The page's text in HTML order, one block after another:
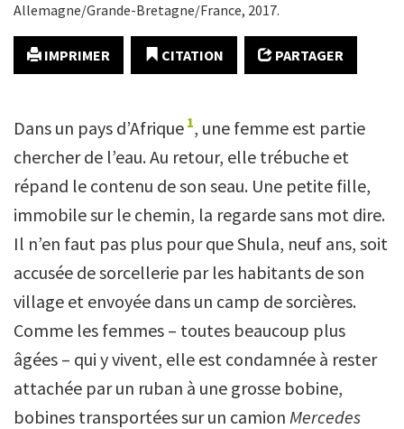
Allemagne/Grande-Bretagne/France, 2017.
IMPRIMER CITATION PARTAGER
Dans un pays d’Afrique 1, une femme est partie
chercher de l’eau. Au retour, elle trébuche et
répand le contenu de son seau. Une petite fille,
immobile sur le chemin, la regarde sans mot dire.
Il n’en faut pas plus pour que Shula, neuf ans, soit
accusée de sorcellerie par les habitants de son
village et envoyée dans un camp de sorcières.
Comme les femmes – toutes beaucoup plus
âgées – qui y vivent, elle est condamnée à rester
attachée par un ruban à une grosse bobine,
bobines transportées sur un camion Mercedes